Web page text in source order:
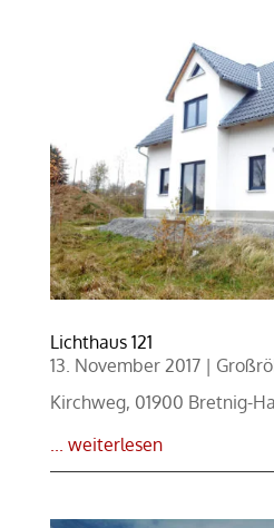
Lichthaus 121
13. November 2017|
Kirchweg, 01900 Bretnig-
... weiterlesen